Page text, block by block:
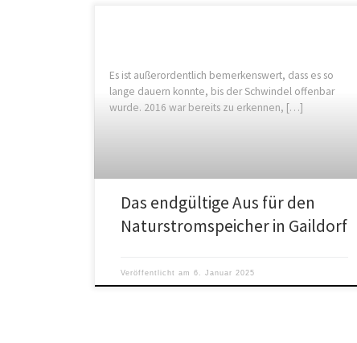
Es ist außerordentlich bemerkenswert, dass es so
lange dauern konnte, bis der Schwindel offenbar
wurde. 2016 war bereits zu erkennen, […]
Das endgültige Aus für den
Naturstromspeicher in Gaildorf
Veröffentlicht am6. Januar 2025